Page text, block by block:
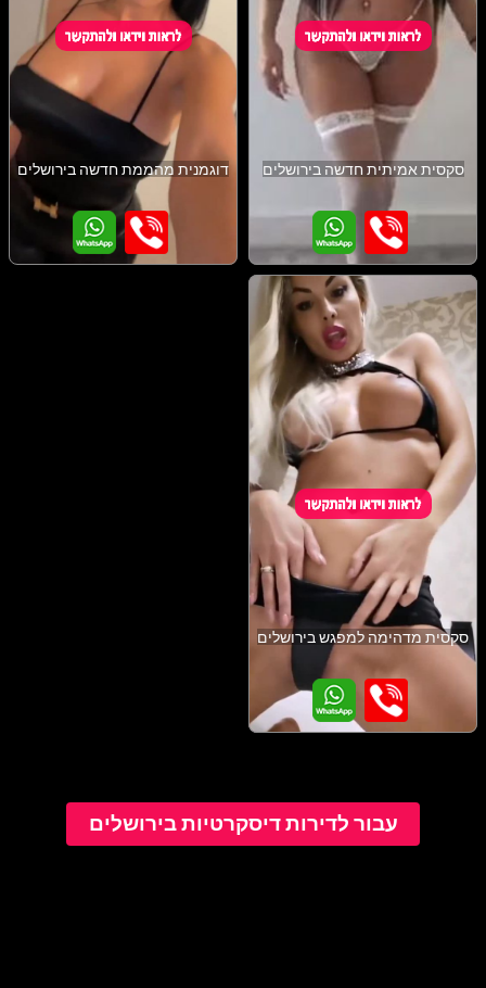
סקסית אמיתית חדשה בירושלים דוגמנית מהממת חדשה בירושלים
סקסית מדהימה למפגש בירושלים
עבור לדירות דיסקרטיות בירושלים